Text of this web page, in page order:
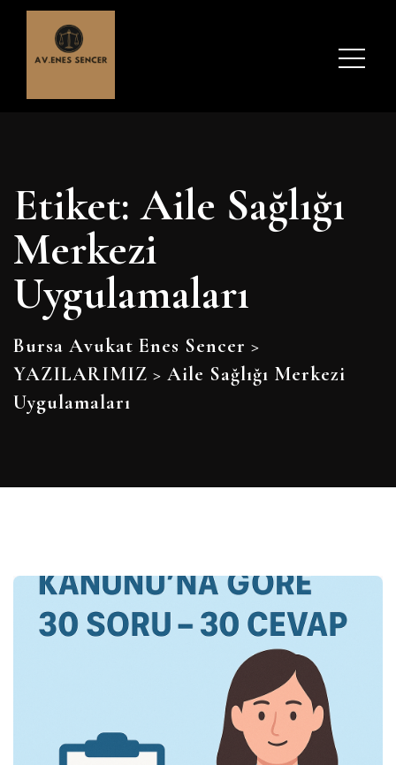
Etiket:Aile Sağlığı
Merkezi
Uygulamaları
Bursa Avukat Enes Sencer >
YAZILARIMIZ > Aile Sağlığı Merkezi
Uygulamaları